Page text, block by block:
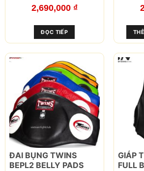
2,690,000 ₫
ĐỌC TIẾP
ĐAI BỤNG TWINS
BEPL2 BELLY PADS
GIÁP
FULL